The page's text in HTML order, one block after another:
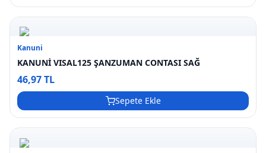
Kanuni
KANUNİ VISAL125 ŞANZUMAN CONTASI SAĞ
46,97 TL
Sepete Ekle